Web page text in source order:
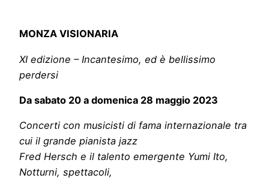
MONZA VISIONARIA
XI edizione – Incantesimo, ed è bellissimo
perdersi
Da sabato 20 a domenica 28 maggio 2023
Concerti con musicisti di fama internazionale tra
cui il grande pianista jazz
Fred Hersch e il talento emergente Yumi Ito,
Notturni, spettacoli,